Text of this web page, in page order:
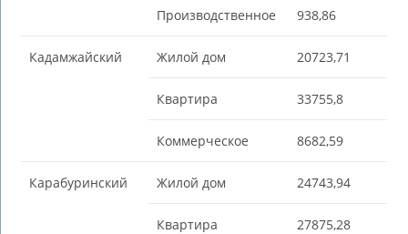
Производственное 938,86
Кадамжайский Жилой дом 20723,71
Квартира 33755,8
Коммерческое 8682,59
Карабуринский Жилой дом 24743,94
Квартира 27875,28